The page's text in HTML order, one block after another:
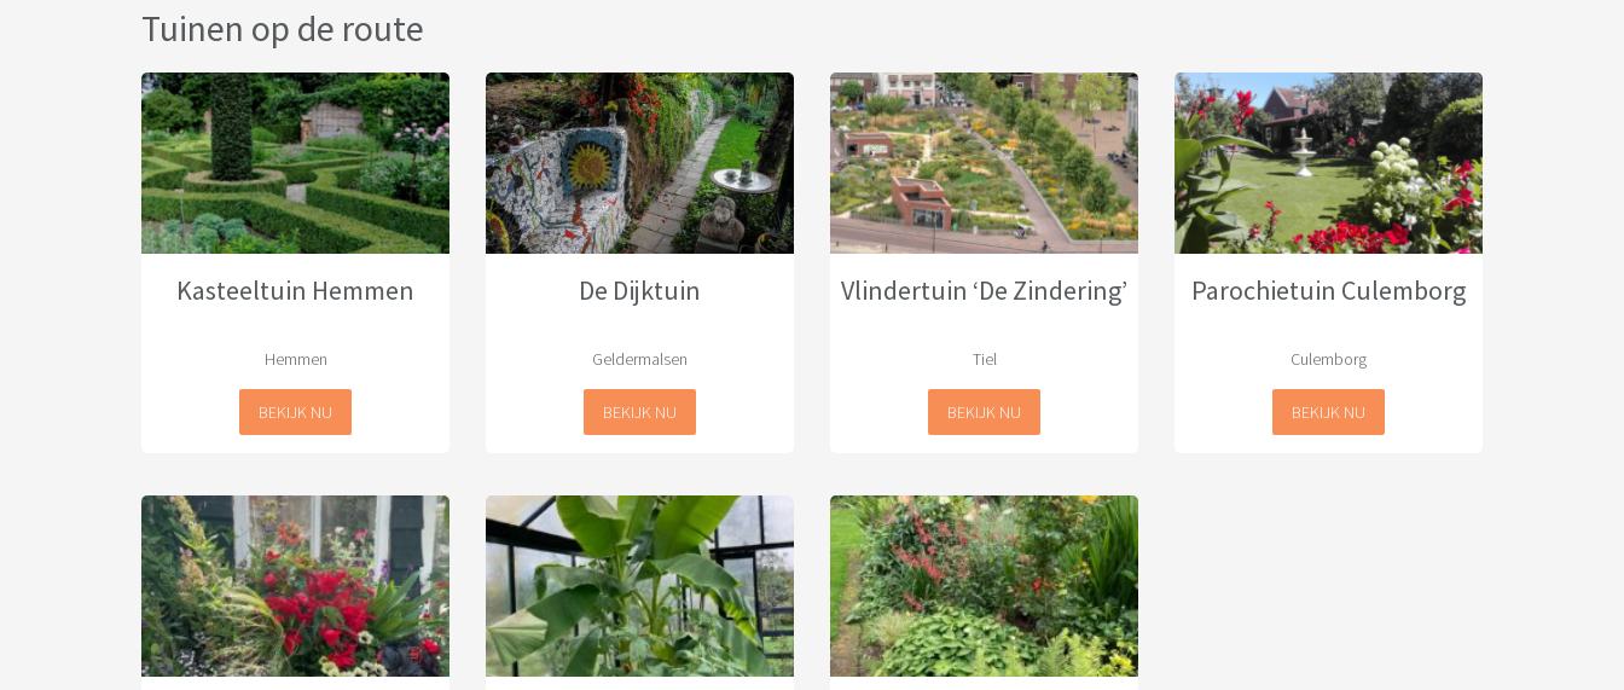
Tuinen op de route
Kasteeltuin Hemmen
Hemmen
BEKIJK NU
De Dijktuin
Geldermalsen
BEKIJK NU
Vlindertuin ‘De Zindering’
Tiel
BEKIJK NU
Parochietuin Culemborg
Culemborg
BEKIJK NU